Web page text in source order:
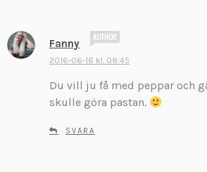
Fanny
i
v
2016-06-16 kl. 08:45
Du vill ju få med peppar och
skulle göra pastan.
SVARA